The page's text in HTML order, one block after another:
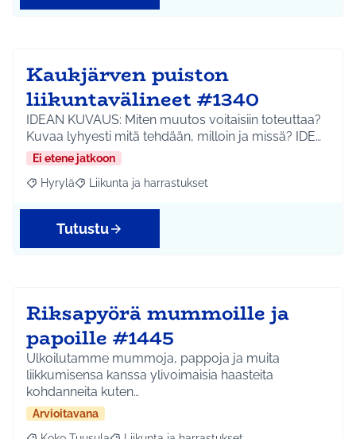
Kaukjärven puiston
liikuntavälineet #1340
IDEAN KUVAUS: Miten muutos voitaisiin toteuttaa?
Kuvaa lyhyesti mitä tehdään, milloin ja missä? IDE…
Ei etene jatkoon
Rajaa tulokset aihepiirin mukaan: Hyrylä
Hyrylä Rajaa tulokset teeman mukaan: Liikunta ja
Liikunta ja harrastukset
Tutustu
Riksapyörä mummoille ja
papoille #1445
Ulkoilutamme mummoja, pappoja ja muita
liikkumisensa kanssa ylivoimaisia haasteita
kohdanneita kuten…
Arvioitavana